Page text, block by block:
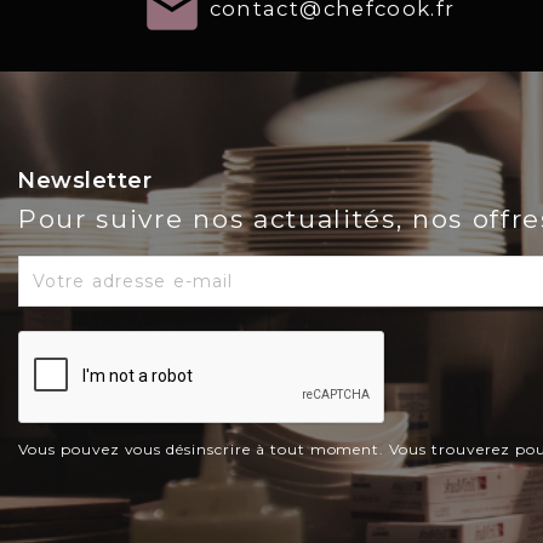
contact@chefcook.fr
Newsletter
Pour suivre nos actualités, nos
Vous pouvez vous désinscrire à tout moment. Vous trouverez